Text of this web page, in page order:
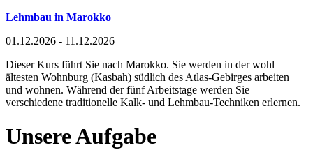
Lehmbau in Marokko
01.12.2026 - 11.12.2026
Dieser Kurs führt Sie nach Marokko. Sie werden in der wohl
ältesten Wohnburg (Kasbah) südlich des Atlas-Gebirges arbeiten
und wohnen. Während der fünf Arbeitstage werden Sie
verschiedene traditionelle Kalk- und Lehmbau-Techniken erlernen.
Unsere Aufgabe